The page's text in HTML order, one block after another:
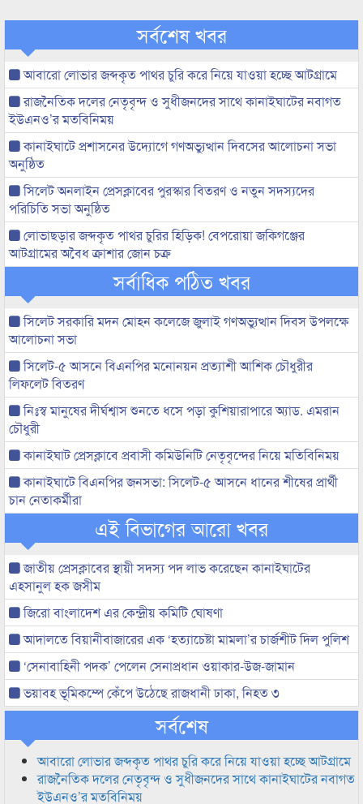
সর্বশেষ খবর
আবারো লোভার জব্দকৃত পাথর চুরি করে নিয়ে যাওয়া হচ্ছে আটগ্রামে
রাজনৈতিক দলের নেতৃবৃন্দ ও সুধীজনদের সাথে কানাইঘাটের নবাগত
ইউএনও’র মতবিনিময়
কানাইঘাটে প্রশাসনের উদ্যোগে গণঅভ্যুত্থান দিবসের আলোচনা সভা
অনুষ্ঠিত
সিলেট অনলাইন প্রেসক্লাবের পুরস্কার বিতরণ ও নতুন সদস্যদের
পরিচিতি সভা অনুষ্ঠিত
লোভাছড়ার জব্দকৃত পাথর চুরির হিড়িক! বেপরোয়া জকিগঞ্জের
আটগ্রামের অবৈধ ক্রাশার জোন চক্র
সর্বাধিক পঠিত খবর
সিলেট সরকারি মদন মোহন কলেজে জুলাই গণঅভ্যুত্থান দিবস উপলক্ষে
আলোচনা সভা
সিলেট-৫ আসনে বিএনপির মনোনয়ন প্রত্যাশী আশিক চৌধুরীর
লিফলেট বিতরণ
নিঃস্ব মানুষের দীর্ঘশ্বাস শুনতে ধসে পড়া কুশিয়ারাপারে অ্যাড. এমরান
চৌধুরী
কানাইঘাট প্রেসক্লাবে প্রবাসী কমিউনিটি নেতৃবৃন্দের নিয়ে মতিবিনিময়
কানাইঘাটে বিএনপির জনসভা: সিলেট-৫ আসনে ধানের শীষের প্রার্থী
চান নেতাকর্মীরা
এই বিভাগের আরো খবর
জাতীয় প্রেসক্লাবের স্থায়ী সদস্য পদ লাভ করেছেন কানাইঘাটের
এহসানুল হক জসীম
জিরো বাংলাদেশ এর কেন্দ্রীয় কমিটি ঘোষণা
আদালতে বিয়ানীবাজারের এক ‘হত্যাচেষ্টা মামলা’র চার্জশীট দিল পুলিশ
‘সেনাবাহিনী পদক’ পেলেন সেনাপ্রধান ওয়াকার-উজ-জামান
ভয়াবহ ভূমিকম্পে কেঁপে উঠেছে রাজধানী ঢাকা, নিহত ৩
সর্বশেষ
আবারো লোভার জব্দকৃত পাথর চুরি করে নিয়ে যাওয়া হচ্ছে আটগ্রামে
রাজনৈতিক দলের নেতৃবৃন্দ ও সুধীজনদের সাথে কানাইঘাটের নবাগত
ইউএনও’র মতবিনিময়